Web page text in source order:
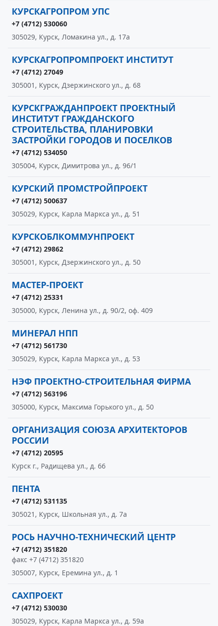
КУРСКАГРОПРОМ УПС
+7 (4712) 530060
305029, Курск, Ломакина ул., д. 17а
КУРСКАГРОПРОМПРОЕКТ ИНСТИТУТ
+7 (4712) 27049
305001, Курск, Дзержинского ул., д. 68
КУРСКГРАЖДАНПРОЕКТ ПРОЕКТНЫЙ
ИНСТИТУТ ГРАЖДАНСКОГО
СТРОИТЕЛЬСТВА, ПЛАНИРОВКИ
ЗАСТРОЙКИ ГОРОДОВ И ПОСЕЛКОВ
+7 (4712) 534050
305004, Курск, Димитрова ул., д. 96/1
КУРСКИЙ ПРОМСТРОЙПРОЕКТ
+7 (4712) 500637
305029, Курск, Карла Маркса ул., д. 51
КУРСКОБЛКОММУНПРОЕКТ
+7 (4712) 29862
305001, Курск, Дзержинского ул., д. 50
МАСТЕР-ПРОЕКТ
+7 (4712) 25331
305000, Курск, Ленина ул., д. 90/2, оф. 409
МИНЕРАЛ НПП
+7 (4712) 561730
305029, Курск, Карла Маркса ул., д. 53
НЭФ ПРОЕКТНО-СТРОИТЕЛЬНАЯ ФИРМА
+7 (4712) 563196
305000, Курск, Максима Горького ул., д. 50
ОРГАНИЗАЦИЯ СОЮЗА АРХИТЕКТОРОВ
РОССИИ
+7 (4712) 20595
Курск г., Радищева ул., д. 66
ПЕНТА
+7 (4712) 531135
305021, Курск, Школьная ул., д. 7а
РОСЬ НАУЧНО-ТЕХНИЧЕСКИЙ ЦЕНТР
+7 (4712) 351820
факс +7 (4712) 351820
305007, Курск, Еремина ул., д. 1
САХПРОЕКТ
+7 (4712) 530030
305029, Курск, Карла Маркса ул., д. 59а